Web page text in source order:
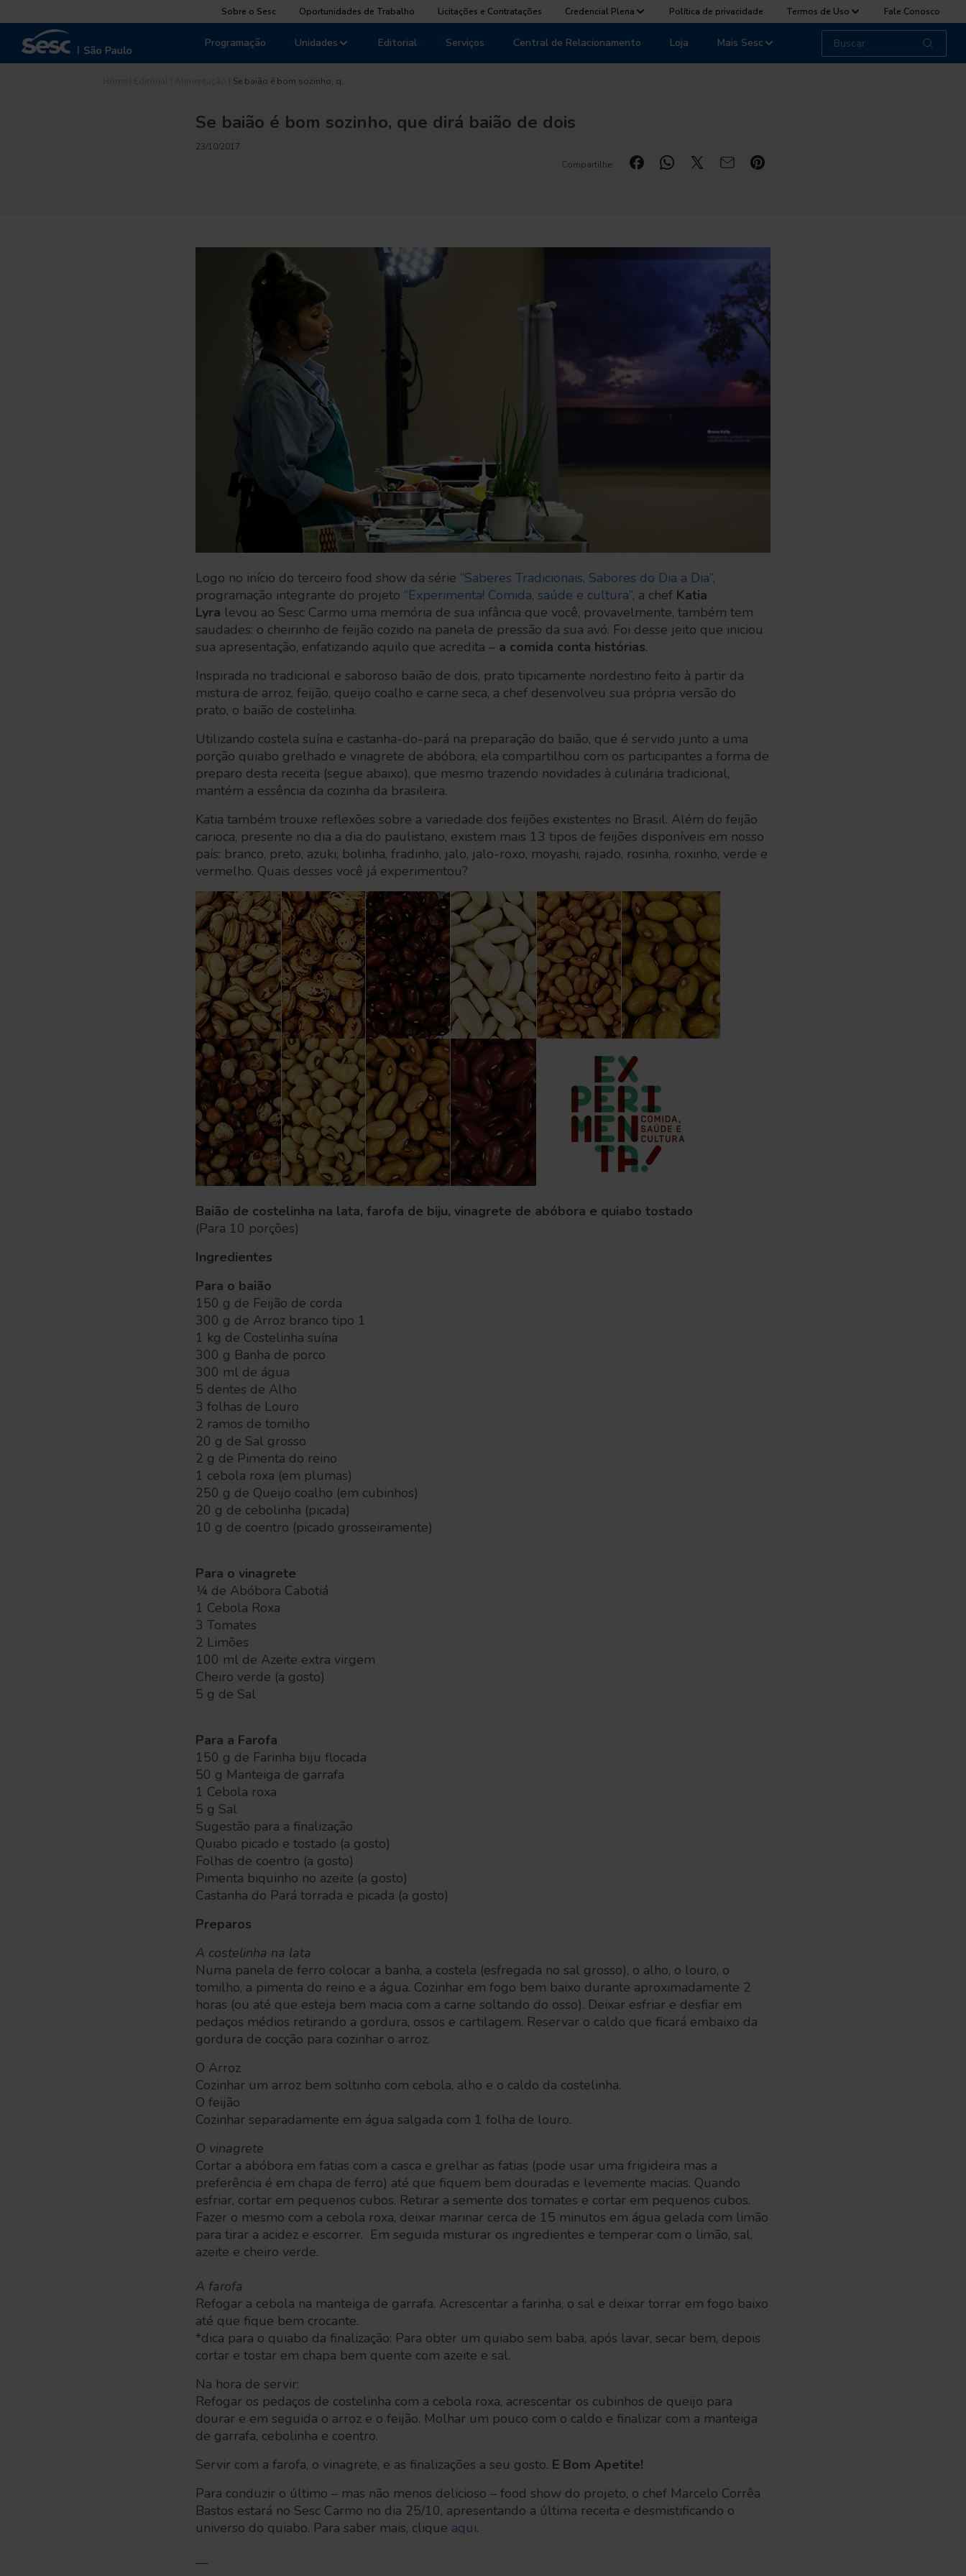
Sobre o Sesc Oportunidades de Trabalho Licitações e Contratações Credencial Plena Política de privacidade Termos de Uso Fale Conosco
Unidades
Programação Editorial Serviços Central de Relacionamento Loja Mais Sesc
Se baião é bom sozinho, q…
Se baião é bom sozinho, que dirá baião de dois
23/10/2017
Compartilhe:
Logo no início do terceiro food show da série “Saberes Tradicionais, Sabores do Dia a Dia”,
programação integrante do projeto “Experimenta! Comida, saúde e cultura”, a chef Katia
Lyra levou ao Sesc Carmo uma memória de sua infância que você, provavelmente, também tem
saudades: o cheirinho de feijão cozido na panela de pressão da sua avó. Foi desse jeito que iniciou
sua apresentação, enfatizando aquilo que acredita – a comida conta histórias.
Inspirada no tradicional e saboroso baião de dois, prato tipicamente nordestino feito à partir da
mistura de arroz, feijão, queijo coalho e carne seca, a chef desenvolveu sua própria versão do
prato, o baião de costelinha.
Utilizando costela suína e castanha-do-pará na preparação do baião, que é servido junto a uma
porção quiabo grelhado e vinagrete de abóbora, ela compartilhou com os participantes a forma de
preparo desta receita (segue abaixo), que mesmo trazendo novidades à culinária tradicional,
mantém a essência da cozinha da brasileira.
Katia também trouxe reflexões sobre a variedade dos feijões existentes no Brasil. Além do feijão
carioca, presente no dia a dia do paulistano, existem mais 13 tipos de feijões disponíveis em nosso
país: branco, preto, azuki, bolinha, fradinho, jalo, jalo-roxo, moyashi, rajado, rosinha, roxinho, verde e
vermelho. Quais desses você já experimentou?
Baião de costelinha na lata, farofa de biju, vinagrete de abóbora e quiabo tostado
(Para 10 porções)
Ingredientes
Para o baião
150 g de Feijão de corda
300 g de Arroz branco tipo 1
1 kg de Costelinha suína
300 g Banha de porco
300 ml de água
5 dentes de Alho
3 folhas de Louro
2 ramos de tomilho
20 g de Sal grosso
2 g de Pimenta do reino
1 cebola roxa (em plumas)
250 g de Queijo coalho (em cubinhos)
20 g de cebolinha (picada)
10 g de coentro (picado grosseiramente)
Para o vinagrete
¼ de Abóbora Cabotiá
1 Cebola Roxa
3 Tomates
2 Limões
100 ml de Azeite extra virgem
Cheiro verde (a gosto)
5 g de Sal
Para a Farofa
150 g de Farinha biju flocada
50 g Manteiga de garrafa
1 Cebola roxa
5 g Sal
Sugestão para a finalização
Quiabo picado e tostado (a gosto)
Folhas de coentro (a gosto)
Pimenta biquinho no azeite (a gosto)
Castanha do Pará torrada e picada (a gosto)
Preparos
A costelinha na lata
Numa panela de ferro colocar a banha, a costela (esfregada no sal grosso), o alho, o louro, o
tomilho, a pimenta do reino e a água. Cozinhar em fogo bem baixo durante aproximadamente 2
horas (ou até que esteja bem macia com a carne soltando do osso). Deixar esfriar e desfiar em
pedaços médios retirando a gordura, ossos e cartilagem. Reservar o caldo que ficará embaixo da
gordura de cocção para cozinhar o arroz.
O Arroz
Cozinhar um arroz bem soltinho com cebola, alho e o caldo da costelinha.
O feijão
Cozinhar separadamente em água salgada com 1 folha de louro.
O vinagrete
Cortar a abóbora em fatias com a casca e grelhar as fatias (pode usar uma frigideira mas a
preferência é em chapa de ferro) até que fiquem bem douradas e levemente macias. Quando
esfriar, cortar em pequenos cubos. Retirar a semente dos tomates e cortar em pequenos cubos.
Fazer o mesmo com a cebola roxa, deixar marinar cerca de 15 minutos em água gelada com limão
para tirar a acidez e escorrer. Em seguida misturar os ingredientes e temperar com o limão, sal,
azeite e cheiro verde.
A farofa
Refogar a cebola na manteiga de garrafa. Acrescentar a farinha, o sal e deixar torrar em fogo baixo
até que fique bem crocante.
*dica para o quiabo da finalização: Para obter um quiabo sem baba, após lavar, secar bem, depois
cortar e tostar em chapa bem quente com azeite e sal.
Na hora de servir:
Refogar os pedaços de costelinha com a cebola roxa, acrescentar os cubinhos de queijo para
dourar e em seguida o arroz e o feijão. Molhar um pouco com o caldo e finalizar com a manteiga
de garrafa, cebolinha e coentro.
Servir com a farofa, o vinagrete, e as finalizações a seu gosto. E Bom Apetite!
Para conduzir o último – mas não menos delicioso – food show do projeto, o chef Marcelo Corrêa
Bastos estará no Sesc Carmo no dia 25/10, apresentando a última receita e desmistificando o
universo do quiabo. Para saber mais, clique aqui.
—